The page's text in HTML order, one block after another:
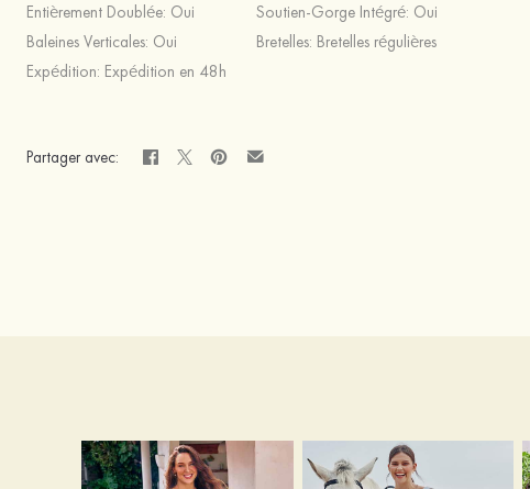
Entièrement Doublée: Oui Soutien-Gorge Intégré: Oui
Baleines Verticales: Oui Bretelles: Bretelles régulières
Expédition: Expédition en 48h
Partager avec: